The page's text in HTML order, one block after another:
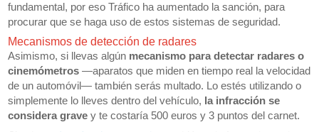
fundamental, por eso Tráfico ha aumentado la sanción, para
procurar que se haga uso de estos sistemas de seguridad.
Mecanismos de detección de radares
Asimismo, si llevas algún mecanismo para detectar radares o
cinemómetros —aparatos que miden en tiempo real la velocidad
de un automóvil— también serás multado. Lo estés utilizando o
simplemente lo lleves dentro del vehículo, la infracción se
considera grave y te costaría 500 euros y 3 puntos del carnet.